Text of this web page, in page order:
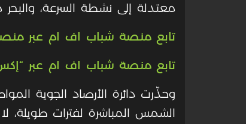
معتدلة إلى نشطة السرعة،
تابع منصة شباب اف ام عبر
تابع منصة شباب اف ام عبر
وحذّرت دائرة الأرصاد الجوية